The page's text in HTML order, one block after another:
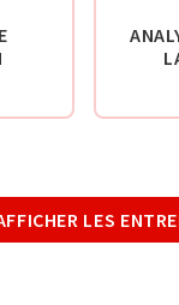
LES